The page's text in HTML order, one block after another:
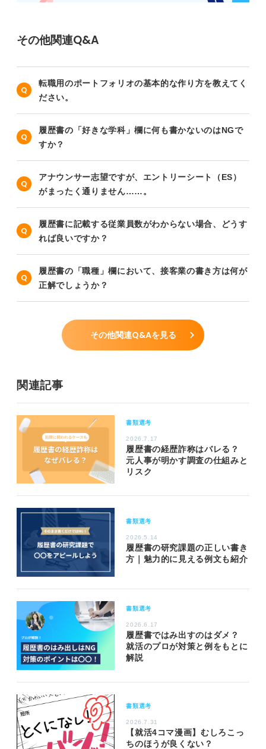
その他関連Q&A
転職用のポートフォリオの基本的な作り方を教えてく
ださい。
履歴書の「好きな学科」欄に何も書かないのはNGで
すか？
アナウンサー志望ですが、エントリーシート（ES）
がまったく通りません……。
履歴書に記載する従業員数がわからない場合、どうす
れば良いですか？
履歴書の「職種」欄において、接客業の書き方は何が
正解でしょうか？
その他関連Q&Aを見る
関連記事
書類選考
2026.7.17
履歴書の経歴詐称はバレる？
元人事が明かす調査の仕組みと
リスク
書類選考
2026.5.14
履歴書の研究課題の正しい書き
方｜魅力的に見える例文も紹介
書類選考
2026.6.17
履歴書ではみ出すのはダメ？
就活のプロが対策と例をもとに
解説
書類選考
2026.7.31
【就活4コマ漫画】むしろこっ
ちのほうが良くない？